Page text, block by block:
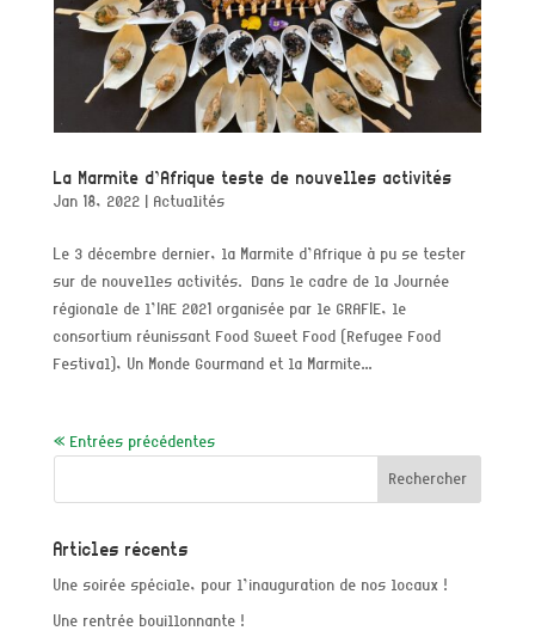
La Marmite d’Afrique teste de nouvelles activités
Jan 18, 2022 | Actualités
Le 3 décembre dernier, la Marmite d’Afrique à pu se tester
sur de nouvelles activités. Dans le cadre de la Journée
régionale de l’IAE 2021 organisée par le GRAFIE, le
consortium réunissant Food Sweet Food (Refugee Food
Festival), Un Monde Gourmand et la Marmite...
« Entrées précédentes
Articles récents
Une soirée spéciale, pour l’inauguration de nos locaux !
Une rentrée bouillonnante !